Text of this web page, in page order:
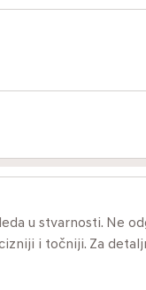
u stvarnosti. Ne
i točniji. Za